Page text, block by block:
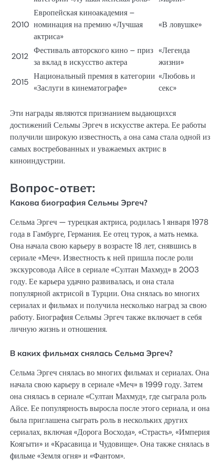
2010
Европейская киноакадемия –
номинация на премию «Лучшая
актриса»
«В ловушке»
2012
Фестиваль авторского кино – приз
за вклад в искусство актера
«Легенда
жизни»
2015
Национальный премия в категории
«Заслуги в кинематографе»
«Любовь и
секс»
Эти награды являются признанием выдающихся
достижений Сельмы Эргеч в искусстве актера. Ее работы
получили широкую известность, а она сама стала одной из
самых востребованных и уважаемых актрис в
киноиндустрии.
Вопрос-ответ:
Какова биография Сельмы Эргеч?
Сельма Эргеч — турецкая актриса, родилась 1 января 1978
года в Гамбурге, Германия. Ее отец турок, а мать немка.
Она начала свою карьеру в возрасте 18 лет, снявшись в
сериале «Меч». Известность к ней пришла после роли
экскурсовода Айсе в сериале «Султан Махмуд» в 2003
году. Ее карьера удачно развивалась, и она стала
популярной актрисой в Турции. Она снялась во многих
сериалах и фильмах и получила несколько наград за свою
работу. Биография Сельмы Эргеч также включает в себя
личную жизнь и отношения.
В каких фильмах снялась Сельма Эргеч?
Сельма Эргеч снялась во многих фильмах и сериалах. Она
начала свою карьеру в сериале «Меч» в 1999 году. Затем
она снялась в сериале «Султан Махмуд», где сыграла роль
Айсе. Ее популярность выросла после этого сериала, и она
была приглашена сыграть роль в нескольких других
сериалах, включая «Дорога Восхода», «Страсть», «Империя
Коягыти» и «Красавица и Чудовище». Она также снялась в
фильме «Земля огня» и «Фантом».